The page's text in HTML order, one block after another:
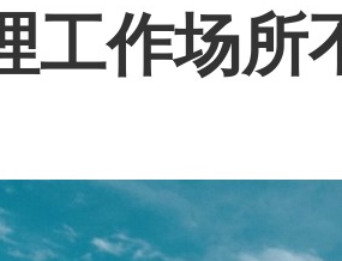
工作场所